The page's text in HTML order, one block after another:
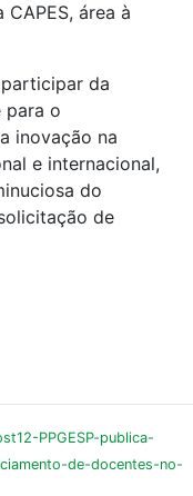
área à
da
para o
inovação na
e internacional,
do
de
PPGESP-publica-
de-docentes-no-